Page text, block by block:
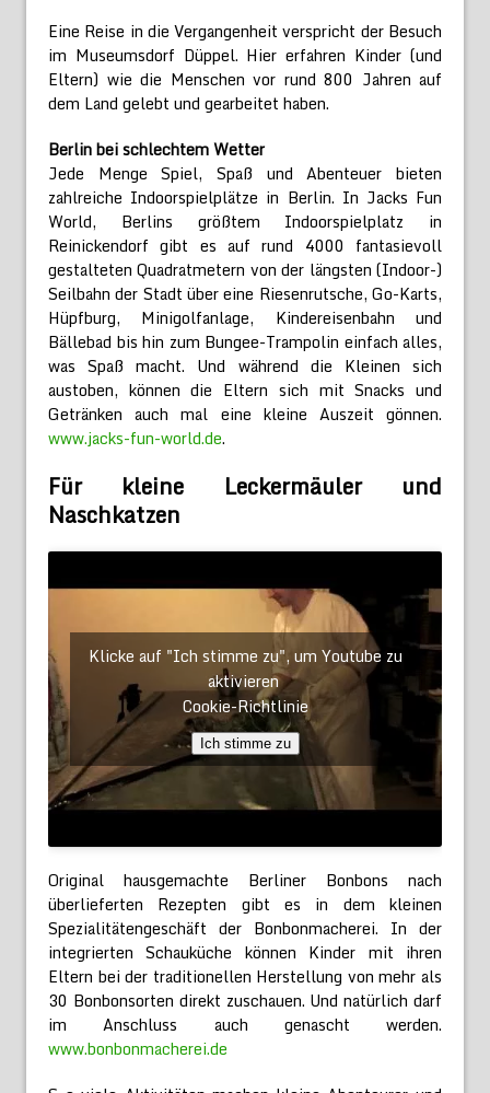
Eine Reise in die Vergangenheit verspricht der Besuch
im Museumsdorf Düppel. Hier erfahren Kinder (und
Eltern) wie die Menschen vor rund 800 Jahren auf
dem Land gelebt und gearbeitet haben.
Berlin bei schlechtem Wetter
Jede Menge Spiel, Spaß und Abenteuer bieten
zahlreiche Indoorspielplätze in Berlin. In Jacks Fun
World, Berlins größtem Indoorspielplatz in
Reinickendorf gibt es auf rund 4000 fantasievoll
gestalteten Quadratmetern von der längsten (Indoor-)
Seilbahn der Stadt über eine Riesenrutsche, Go-Karts,
Hüpfburg, Minigolfanlage, Kindereisenbahn und
Bällebad bis hin zum Bungee-Trampolin einfach alles,
was Spaß macht. Und während die Kleinen sich
austoben, können die Eltern sich mit Snacks und
Getränken auch mal eine kleine Auszeit gönnen.
www.jacks-fun-world.de.
Für kleine Leckermäuler und
Naschkatzen
Klicke auf "Ich stimme zu", um Youtube zu
aktivieren
Cookie-Richtlinie
Ich stimme zu
Original hausgemachte Berliner Bonbons nach
überlieferten Rezepten gibt es in dem kleinen
Spezialitätengeschäft der Bonbonmacherei. In der
integrierten Schauküche können Kinder mit ihren
Eltern bei der traditionellen Herstellung von mehr als
30 Bonbonsorten direkt zuschauen. Und natürlich darf
im Anschluss auch genascht werden.
www.bonbonmacherei.de